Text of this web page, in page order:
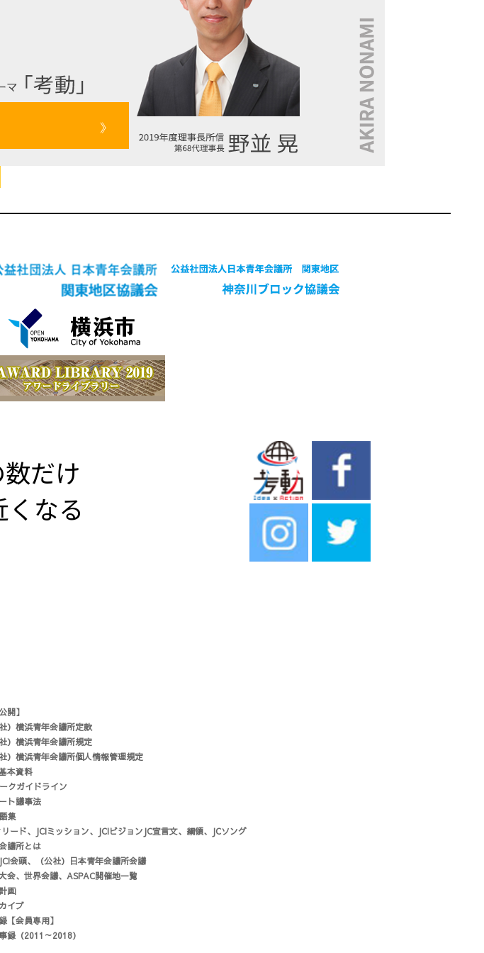
》
だけ
くなる
開】
社）横浜青年会議所定款
社）横浜青年会議所規定
社）横浜青年会議所個人情報管理規定
本資料
クガイドライン
ト議事法
集
リード、JCIミッション、JCIビジョンJC宣言文、綱領、JCソング
議所とは
会頭、（公社）日本青年会議所会議
会、世界会議、ASPAC開催地一覧
画
イブ
【会員専用】
録（2011～2018）